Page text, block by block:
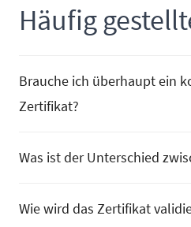
Häufig
Brauche ich überhaupt ein
Zertifikat?
Was ist der Unterschied
Wie wird das Zertifikat